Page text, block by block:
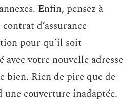
Enfin, pensez à
d’assurance
pour qu’il soit
votre nouvelle adresse
bien. Rien de pire que de
couverture inadaptée.